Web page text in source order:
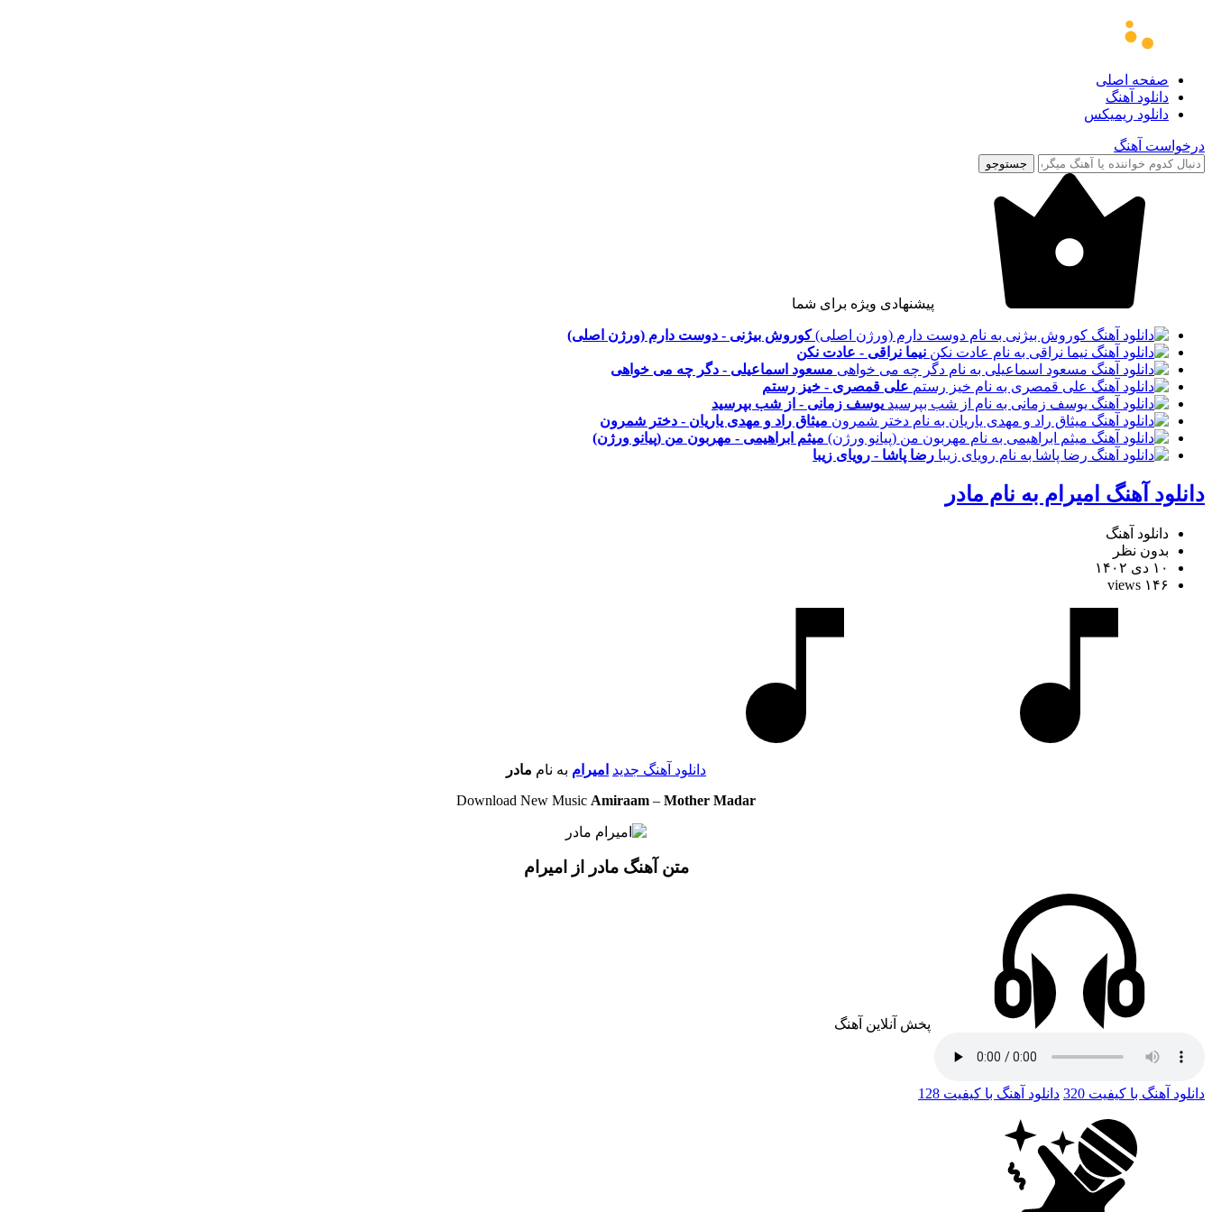
صفحه اصلی
دانلود آهنگ
دانلود ریمیکس
درخواست آهنگ
جستوجو
پیشنهادی ویژه برای شما
کوروش بیژنی - دوست دارم (ورژن اصلی)
نیما نراقی - عادت نکن
مسعود اسماعیلی - دگر چه می خواهی
علی قمصری - خیز رستم
یوسف زمانی - از شب بپرسید
میثاق راد و مهدی یاریان - دختر شمرون
میثم ابراهیمی - مهربون من (پیانو ورژن)
رضا پاشا - رویای زیبا
دانلود آهنگ امیرام به نام مادر
دانلود آهنگ
بدون نظر
۱۰ دی ۱۴۰۲
۱۴۶ views
دانلود آهنگ جدید امیرام به نام مادر
Download New Music Amiraam – Mother Madar
متن آهنگ مادر از امیرام
پخش آنلاین آهنگ
دانلود آهنگ با کیفیت 320 دانلود آهنگ با کیفیت 128